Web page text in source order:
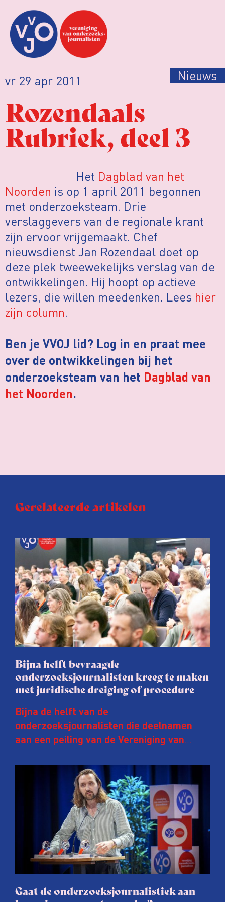
vr 29 apr 2011 Nieuws
Rozendaals
Rubriek, deel 3
Het Dagblad van het
Noorden is op 1 april 2011 begonnen
met onderzoeksteam. Drie
verslaggevers van de regionale krant
zijn ervoor vrijgemaakt. Chef
nieuwsdienst Jan Rozendaal doet op
deze plek tweewekelijks verslag van de
ontwikkelingen. Hij hoopt op actieve
lezers, die willen meedenken. Lees hier
zijn column.
Ben je VVOJ lid? Log in en praat mee
over de ontwikkelingen bij het
onderzoeksteam van het Dagblad van
het Noorden.
Gerelateerde artikelen
Bijna helft bevraagde
onderzoeksjournalisten kreeg te maken
met juridische dreiging of procedure
Bijna de helft van de
onderzoeksjournalisten die deelnamen
aan een peiling van de Vereniging van
afgelopen twee jaar te maken met
juridische dreiging of een juridische
procedure rond het eigen werk. Dat kost
journalisten tijd, ook ervaren zij stress en
soms worden publicaties aangepast of
gaat de hele publicatie zelfs niet door.
Gaat de onderzoeksjournalistiek aan